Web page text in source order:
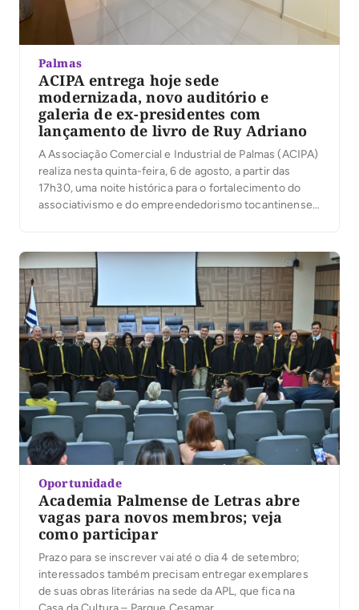
Palmas
ACIPA entrega hoje sede
modernizada, novo auditório e
galeria de ex-presidentes com
lançamento de livro de Ruy Adriano
A Associação Comercial e Industrial de Palmas (ACIPA)
realiza nesta quinta-feira, 6 de agosto, a partir das
17h30, uma noite histórica para o fortalecimento do
associativismo e do empreendedorismo tocantinense.
entrega oficialmente o novo Auditório José Maria
Rodrigues e […]
Oportunidade
Academia Palmense de Letras abre
vagas para novos membros; veja
como participar
Prazo para se inscrever vai até o dia 4 de setembro;
interessados também precisam entregar exemplares
de suas obras literárias na sede da APL, que fica na